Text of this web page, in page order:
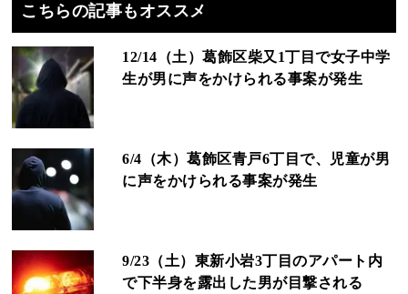
こちらの記事もオススメ
12/14（土）葛飾区柴又1丁目で女子中学
生が男に声をかけられる事案が発生
6/4（木）葛飾区青戸6丁目で、児童が男
に声をかけられる事案が発生
9/23（土）東新小岩3丁目のアパート内
で下半身を露出した男が目撃される